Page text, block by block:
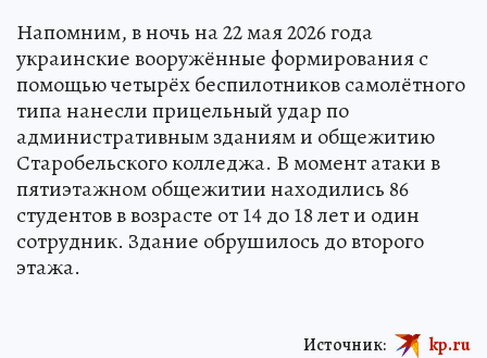
Напомним, в ночь на 22 мая 2026 года
украинские вооружённые формирования с
помощью четырёх беспилотников самолётного
типа нанесли прицельный удар по
административным зданиям и общежитию
Старобельского колледжа. В момент атаки в
пятиэтажном общежитии находились 86
студентов в возрасте от 14 до 18 лет и один
сотрудник. Здание обрушилось до второго
этажа.
Источник: kp.ru